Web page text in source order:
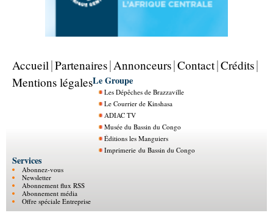
Accueil Partenaires Annonceurs Contact Crédits
Mentions légalesLe Groupe
Les Dépêches de Brazzaville
Le Courrier de Kinshasa
ADIAC TV
Musée du Bassin du Congo
Éditions les Manguiers
Imprimerie du Bassin du Congo
Services
Abonnez-vous
Newsletter
Abonnement flux RSS
Abonnement média
Offre spéciale Entreprise